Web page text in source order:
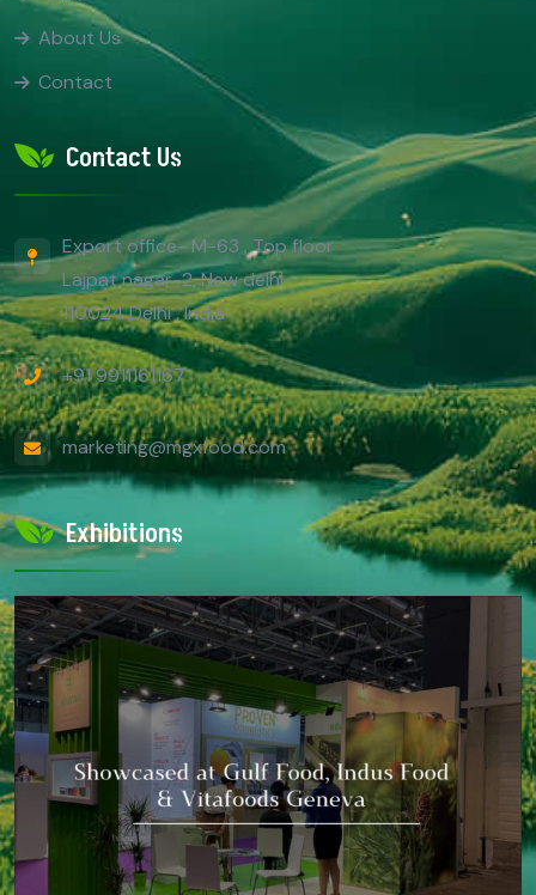
About Us
Contact
Contact Us
Export office- M-63 , Top floor
Lajpat nagar-2, New delhi
110024 Delhi , India
+91 9911161167
marketing@mgxfood.com
Exhibitions